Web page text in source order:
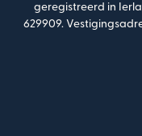
geregistreerd in
629909.